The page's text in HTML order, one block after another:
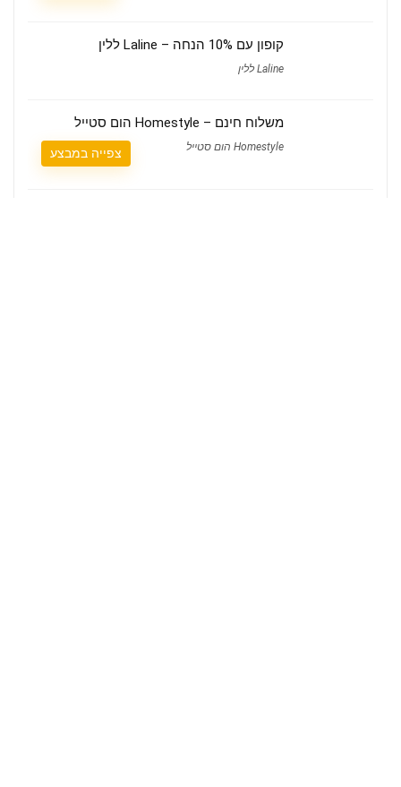
קופון עם 10% הנחה – Laline ללין
Laline ללין
משלוח חינם – Homestyle הום סטייל
Homestyle הום סטייל צפייה במבצע